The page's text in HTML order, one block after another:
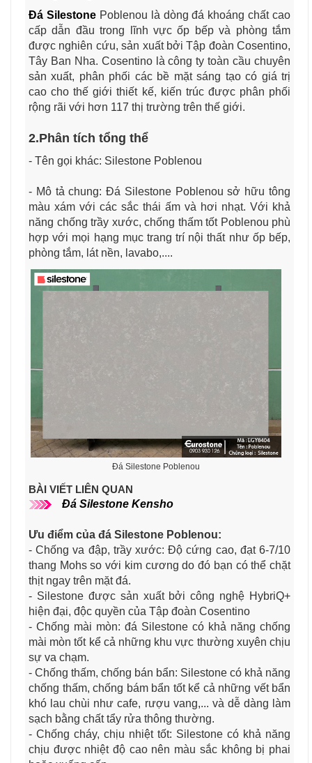
Đá Silestone Poblenou là dòng đá khoáng chất cao
cấp dẫn đầu trong lĩnh vực ốp bếp và phòng tắm
được nghiên cứu, sản xuất bởi Tập đoàn Cosentino,
Tây Ban Nha. Cosentino là công ty toàn cầu chuyên
sản xuất, phân phối các bề mặt sáng tạo có giá trị
cao cho thế giới thiết kế, kiến trúc được phân phối
rộng rãi với hơn 117 thị trường trên thế giới.
2.Phân tích tổng thể
- Tên gọi khác: Silestone Poblenou
- Mô tả chung: Đá Silestone Poblenou sở hữu tông
màu xám với các sắc thái ấm và hơi nhạt. Với khả
năng chống trầy xước, chống thấm tốt Poblenou phù
hợp với mọi hạng mục trang trí nội thất như ốp bếp,
phòng tắm, lát nền, lavabo,....
Đá Silestone Poblenou
BÀI VIẾT LIÊN QUAN
Đá Silestone Kensho
Ưu điểm của đá Silestone Poblenou:
- Chống va đập, trầy xước: Độ cứng cao, đạt 6-7/10
thang Mohs so với kim cương do đó bạn có thể chặt
thịt ngay trên mặt đá.
- Silestone được sản xuất bởi công nghệ HybriQ+
hiện đại, độc quyền của Tập đoàn Cosentino
- Chống mài mòn: đá Silestone có khả năng chống
mài mòn tốt kể cả những khu vực thường xuyên chịu
sự va chạm.
- Chống thấm, chống bán bẩn: Silestone có khả năng
chống thấm, chống bám bẩn tốt kể cả những vết bẩn
khó lau chùi như cafe, rượu vang,... và dễ dàng làm
sạch bằng chất tẩy rửa thông thường.
- Chống cháy, chịu nhiệt tốt: Silestone có khả năng
chịu được nhiệt độ cao nên màu sắc không bị phai